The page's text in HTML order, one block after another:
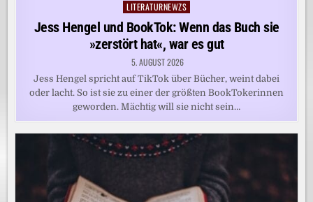
Posted
in
LITERATURNEWZS
Jess Hengel und BookTok: Wenn das Buch sie
»zerstört hat«, war es gut
5. AUGUST 2026
Jess Hengel spricht auf TikTok über Bücher, weint dabei
oder lacht. So ist sie zu einer der größten BookTokerinnen
geworden. Mächtig will sie nicht sein…